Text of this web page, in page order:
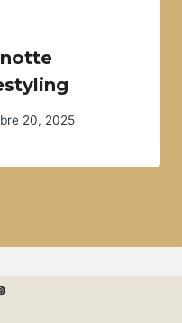
20, 2025